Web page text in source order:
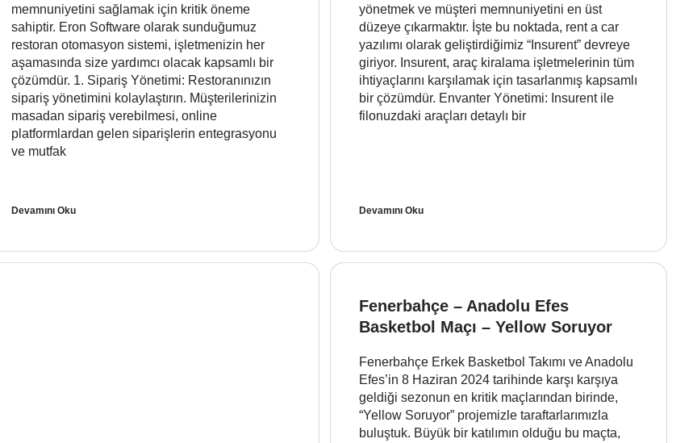
memnuniyetini sağlamak için kritik öneme
sahiptir. Eron Software olarak sunduğumuz
restoran otomasyon sistemi, işletmenizin her
aşamasında size yardımcı olacak kapsamlı bir
çözümdür. 1. Sipariş Yönetimi: Restoranınızın
sipariş yönetimini kolaylaştırın. Müşterilerinizin
masadan sipariş verebilmesi, online
platformlardan gelen siparişlerin entegrasyonu
ve mutfak
Devamını Oku
yönetmek ve müşteri memnuniyetini en üst
düzeye çıkarmaktır. İşte bu noktada, rent a car
yazılımı olarak geliştirdiğimiz “Insurent” devreye
giriyor. Insurent, araç kiralama işletmelerinin tüm
ihtiyaçlarını karşılamak için tasarlanmış kapsamlı
bir çözümdür. Envanter Yönetimi: Insurent ile
filonuzdaki araçları detaylı bir
Devamını Oku
Fenerbahçe – Anadolu Efes
Basketbol Maçı – Yellow Soruyor
Fenerbahçe Erkek Basketbol Takımı ve Anadolu
Efes’in 8 Haziran 2024 tarihinde karşı karşıya
geldiği sezonun en kritik maçlarından birinde,
“Yellow Soruyor” projemizle taraftarlarımızla
buluştuk. Büyük bir katılımın olduğu bu maçta,